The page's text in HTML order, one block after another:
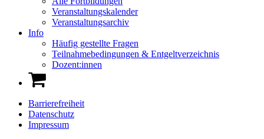
Veranstaltungskalender
Veranstaltungsarchiv
Info
Häufig gestellte Fragen
Teilnahmebedingungen & Entgeltverzeichnis
Dozent:innen
Barrierefreiheit
Datenschutz
Impressum